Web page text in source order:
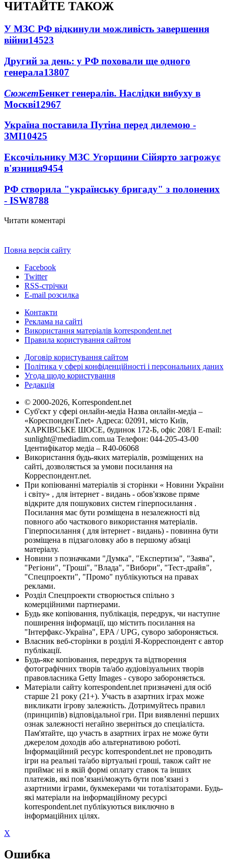
ЧИТАЙТЕ ТАКОЖ
У МЗС РФ відкинули можливість завершення
війни14523
Другий за день: у РФ поховали ще одного
генерала13807
СюжетБенкет генералів. Наслідки вибуху в
Москві12967
Україна поставила Путіна перед дилемою -
ЗМІ10425
Ексочільнику МЗС Угорщини Сійярто загрожує
в'язниця9454
РФ створила "українську бригаду" з полонених
- ISW8788
Читати коментарі
Повна версія сайту
Facebook
Twitter
RSS-стрічки
E-mail розсилка
Контакти
Реклама на сайті
Використання матеріалів korrespondent.net
Правила користування сайтом
Договір користування сайтом
Політика у сфері конфіденційності і персональних даних
Угода щодо користування
Редакція
© 2000-2026, Korrespondent.net
Суб'єкт у сфері онлайн-медіа Назва онлайн-медіа –
«КореспонденТ.net» Адреса: 02091, місто Київ,
ХАРКІВСЬКЕ ШОСЕ, будинок 172-Б, офіс 208/1 E-mail:
sunlight@mediadim.com.ua Телефон: 044-205-43-00
Ідентифікатор медіа – R40-06068
Використання будь-яких матеріалів, розміщених на
сайті, дозволяється за умови посилання на
Корреспондент.net.
При копіюванні матеріалів зі сторінки « Новини України
і світу» , для інтернет - видань - обов'язкове пряме
відкрите для пошукових систем гіперпосилання .
Посилання має бути розміщена в незалежності від
повного або часткового використання матеріалів.
Гіперпосилання ( для інтернет - видань) - повинна бути
розміщена в підзаголовку або в першому абзаці
матеріалу.
Новини з позначками "Думка", "Експертиза", "Заява",
"Регіони", "Гроші", "Влада", "Вибори", "Тест-драйв",
"Спецпроекти", "Промо" публікуються на правах
реклами.
Розділ Спецпроекти створюється спільно з
комерційними партнерами.
Будь яке копіювання, публікація, передрук, чи наступне
поширення інформації, що містить посилання на
"Інтерфакс-Україна", EPA / UPG, суворо забороняється.
Власник веб-сторінки в розділі Я-Корреспондент є автор
публікації.
Будь-яке копіювання, передрук та відтворення
фотографічних творів та/або аудіовізуальних творів
правовласника Getty Images - суворо забороняється.
Матеріали сайту korrespondent.net призначені для осіб
старше 21 року (21+). Участь в азартних іграх може
викликати ігрову залежність. Дотримуйтесь правил
(принципів) відповідальної гри. При виявленні перших
ознак залежності негайно зверніться до спеціаліста.
Пам'ятайте, що участь в азартних іграх не може бути
джерелом доходів або альтернативою роботі.
Інформаційний ресурс korrespondent.net не проводить
ігри на реальні та/або віртуальні гроші, також сайт не
приймає ні в якій формі оплату ставок та інших
платежів, які пов’язані/можуть бути пов’язані з
азартними іграми, букмекерами чи тоталізаторами. Будь-
які матеріали на інформаційному ресурсі
korrespondent.net публікуються виключно в
інформаційних цілях.
X
Ошибка